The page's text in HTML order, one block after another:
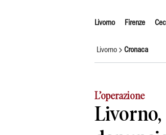
Livorno Firenze
Livorno Cronaca
L’operazione
Livorno,